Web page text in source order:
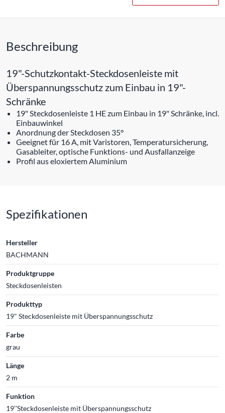
Beschreibung
19"-Schutzkontakt-Steckdosenleiste mit
Überspannungsschutz zum Einbau in 19"-
Schränke
19" Steckdosenleiste 1 HE zum Einbau in 19" Schränke, incl.
Einbauwinkel
Anordnung der Steckdosen 35°
Geeignet für 16 A, mit Varistoren, Temperatursicherung,
Gasableiter, optische Funktions- und Ausfallanzeige
Profil aus eloxiertem Aluminium
Spezifikationen
Hersteller
BACHMANN
Produktgruppe
Steckdosenleisten
Produkttyp
19" Steckdosenleiste mit Überspannungsschutz
Farbe
grau
Länge
2 m
Funktion
19''Steckdosenleiste mit Überspannungsschutz